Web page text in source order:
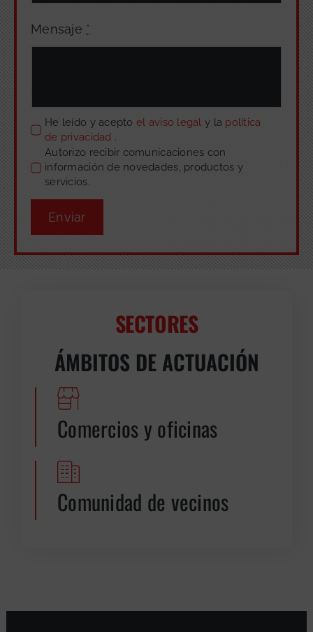
Mensaje *
He leído y acepto el aviso legaly la política
de privacidad .
Autorizo recibir comunicaciones con
información de novedades, productos y
servicios.
Enviar
SECTORES
ÁMBITOS DE ACTUACIÓN
Comercios y oficinas
Comunidad de vecinos